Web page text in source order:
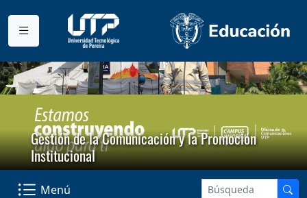
Gestión de la Comunicación y la Promoción
Institucional
Menú